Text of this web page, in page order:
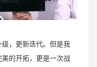
，更新迭代。但是我
的开拓，更是一次战